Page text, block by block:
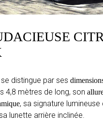
se distingue par ses
4,8 mètres de long, son
, sa signature lumineuse
lunette arrière inclinée.